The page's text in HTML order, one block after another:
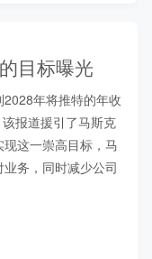
目标曝光
年将推特的年收
报道援引了马斯克
这一崇高目标，马
务，同时减少公司